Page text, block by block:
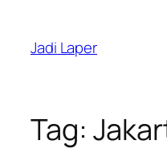
content
Jadi Laper
Tag: